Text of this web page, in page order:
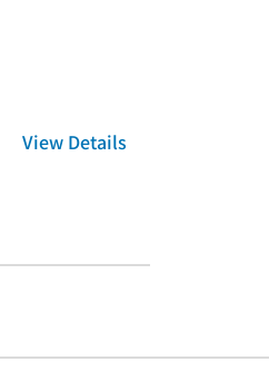
View Details